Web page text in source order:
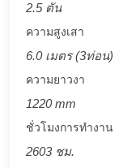
2.5 ตัน
ความสูงเสา
6.0 เมตร (3ท่อน)
ความยาวงา
1220 mm
ชั่วโมงการทำงาน
2603 ชม.